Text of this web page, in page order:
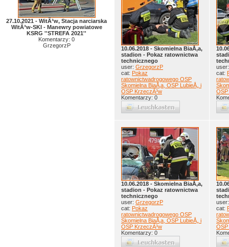
27.10.2021 - WitÃ³w, Stacja narciarska
WitÃ³w-SKI - Manewry powiatowe
KSRG ''STREFA 2021''
Komentarzy: 0
GrzegorzP
10.06.2018 - Skomielna BiaÅ‚a,
stadion - Pokaz ratownictwa
technicznego
user: GrzegorzP
cat: Pokaz
ratownictwadrogowego OSP
Skomielna BiaÅ‚a, OSP LubieÅ„ i
OSP KrzeczÃ³w
Komentarzy: 0
cat:
OSP
10.06.2018 - Skomielna BiaÅ‚a,
stadion - Pokaz ratownictwa
technicznego
user: GrzegorzP
cat: Pokaz
ratownictwadrogowego OSP
Skomielna BiaÅ‚a, OSP LubieÅ„ i
OSP KrzeczÃ³w
Komentarzy: 0
cat:
OSP